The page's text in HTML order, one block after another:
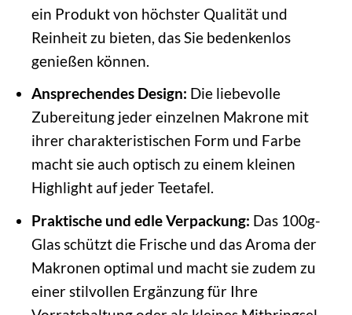
ein Produkt von höchster Qualität und
Reinheit zu bieten, das Sie bedenkenlos
genießen können.
Ansprechendes Design: Die liebevolle
Zubereitung jeder einzelnen Makrone mit
ihrer charakteristischen Form und Farbe
macht sie auch optisch zu einem kleinen
Highlight auf jeder Teetafel.
Praktische und edle Verpackung: Das 100g-
Glas schützt die Frische und das Aroma der
Makronen optimal und macht sie zudem zu
einer stilvollen Ergänzung für Ihre